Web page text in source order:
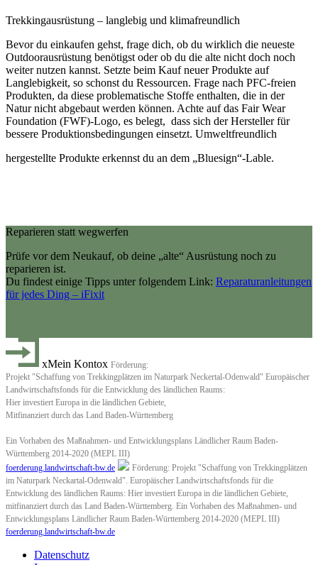
Trekkingausrüstung – langlebig und klimafreundlich
Bevor du einkaufen gehst, frage dich, ob du wirklich die neueste
Outdoorausrüstung benötigst oder ob du die alte nicht doch noch
weiter nutzen kannst. Setzte beim Kauf neuer Produkte auf
Langlebigkeit, so schonst du Ressourcen. Frage nach PFC-freien
Produkten, da diese problematische Stoffe enthalten, die in der
Natur nicht abgebaut werden können. Achte auf das Fair Wear
Foundation (FWF)-Logo, es belegt, dass sich der Hersteller für
bessere Produktionsbedingungen einsetzt. Umweltfreundlich
hergestellte Produkte erkennst du an dem „Bluesign“-Lable.
Reparieren statt wegwerfen
Prüfe vor dem Neukauf, ob deine „alte“ Ausrüstung noch zu
reparieren ist.
Du findest einige Tipps unter folgendem Link: Reparaturanleitungen
für jedes Ding – iFixit
xMein Kontox Förderung:
Projekt "Schaffung von Trekkingplätzen im Naturpark Neckertal-Odenwald" Europäischer
Landwirtschaftsfonds für die Entwicklung des ländlichen Raums:
Hier investiert Europa in die ländlichen Gebiete,
Mitfinanziert durch das Land Baden-Württemberg
Ein Vorhaben des Maßnahmen- und Entwicklungsplans Ländlicher Raum Baden-
Württemberg 2014-2020 (MEPL III)
foerderung.landwirtschaft-bw.de
Förderung: Projekt "Schaffung von Trekkingplätzen
im Naturpark Neckartal-Odenwald". Europäischer Landwirtschaftsfonds für die
Entwicklung des ländlichen Raums: Hier investiert Europa in die ländlichen Gebiete,
mitfinanziert durch das Land Baden-Württemberg. Ein Vorhaben des Maßnahmen- und
Entwicklungsplans Ländlicher Raum Baden-Württemberg 2014-2020 (MEPL III)
foerderung.landwirtschaft-bw.de
Datenschutz